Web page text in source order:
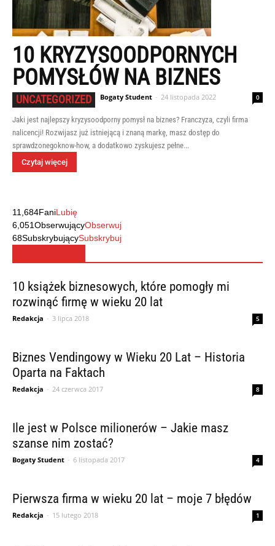
10 KRYZYSOODPORNYCH
POMYSŁÓW NA BIZNES
UNCATEGORIZED Bogaty Student - 24 listopada 2022 0
Jaki jest najlepszy kryzysoodporny pomysł na biznes? Franczyza, czyli firma
nalicencji! Rozwijasz już istniejącą i znaną markę, masz dostęp do
sprawdzonegoknow-how, a dodatkowo zyskujesz pełne...
Czytaj więcej
11,684FaniLubię
6,051ObserwującyObserwuj
68SubskrybującySubskrybuj
10 książek biznesowych, które pomogły mi
rozwinąć firmę w wieku 20 lat
Redakcja - 3 lipca 2018 5
Biznes Vendingowy w Wieku 20 Lat – Historia
Oparta na Faktach
Redakcja - 24 czerwca 2017 8
Ile jest w Polsce milionerów – Jakie masz
szanse nim zostać?
Bogaty Student - 6 listopada 2017 4
Pierwsza firma w wieku 20 lat – moje 7 błędów
Redakcja - 15 lutego 2018 1